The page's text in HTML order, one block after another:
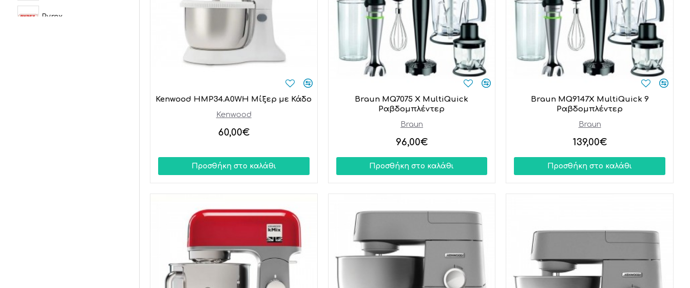
Pyrex
Kenwood
Kenwood HMP34.A0WH Μίξερ με Κάδο
60,00€
Προσθήκη στο καλάθι
Braun
Braun MQ7075 X MultiQuick
Ραβδομπλέντερ
96,00€
Προσθήκη στο καλάθι
Braun
Braun MQ9147X MultiQuick 9
Ραβδομπλέντερ
139,00€
Προσθήκη στο καλάθι